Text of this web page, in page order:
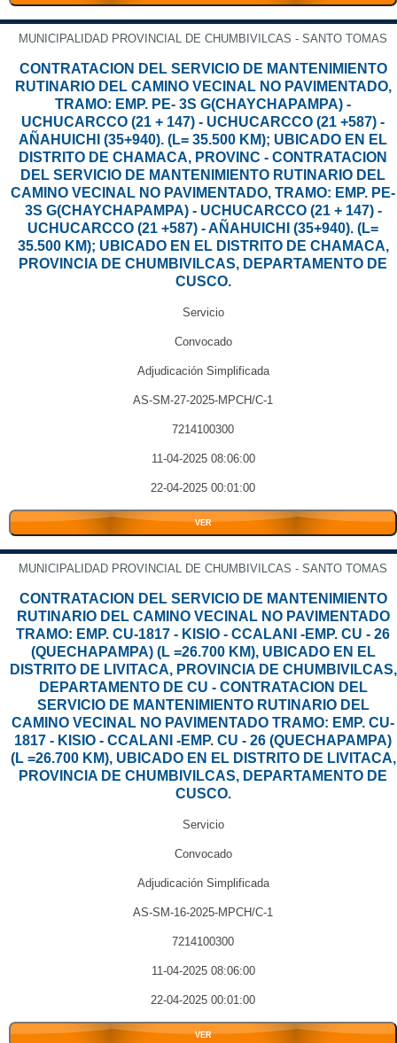
MUNICIPALIDAD PROVINCIAL DE CHUMBIVILCAS - SANTO TOMAS
CONTRATACION DEL SERVICIO DE MANTENIMIENTO
RUTINARIO DEL CAMINO VECINAL NO PAVIMENTADO,
TRAMO: EMP. PE- 3S G(CHAYCHAPAMPA) -
UCHUCARCCO (21 + 147) - UCHUCARCCO (21 +587) -
AÑAHUICHI (35+940). (L= 35.500 KM); UBICADO EN EL
DISTRITO DE CHAMACA, PROVINC - CONTRATACION
DEL SERVICIO DE MANTENIMIENTO RUTINARIO DEL
CAMINO VECINAL NO PAVIMENTADO, TRAMO: EMP. PE-
3S G(CHAYCHAPAMPA) - UCHUCARCCO (21 + 147) -
UCHUCARCCO (21 +587) - AÑAHUICHI (35+940). (L=
35.500 KM); UBICADO EN EL DISTRITO DE CHAMACA,
PROVINCIA DE CHUMBIVILCAS, DEPARTAMENTO DE
CUSCO.
Servicio
Convocado
Adjudicación Simplificada
AS-SM-27-2025-MPCH/C-1
7214100300
11-04-2025 08:06:00
22-04-2025 00:01:00
VER
MUNICIPALIDAD PROVINCIAL DE CHUMBIVILCAS - SANTO TOMAS
CONTRATACION DEL SERVICIO DE MANTENIMIENTO
RUTINARIO DEL CAMINO VECINAL NO PAVIMENTADO
TRAMO: EMP. CU-1817 - KISIO - CCALANI -EMP. CU - 26
(QUECHAPAMPA) (L =26.700 KM), UBICADO EN EL
DISTRITO DE LIVITACA, PROVINCIA DE CHUMBIVILCAS,
DEPARTAMENTO DE CU - CONTRATACION DEL
SERVICIO DE MANTENIMIENTO RUTINARIO DEL
CAMINO VECINAL NO PAVIMENTADO TRAMO: EMP. CU-
1817 - KISIO - CCALANI -EMP. CU - 26 (QUECHAPAMPA)
(L =26.700 KM), UBICADO EN EL DISTRITO DE LIVITACA,
PROVINCIA DE CHUMBIVILCAS, DEPARTAMENTO DE
CUSCO.
Servicio
Convocado
Adjudicación Simplificada
AS-SM-16-2025-MPCH/C-1
7214100300
11-04-2025 08:06:00
22-04-2025 00:01:00
VER